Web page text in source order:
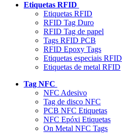
Etiquetas RFID
Etiquetas RFID
RFID Tag Duro
RFID Tag de papel
Tags RFID PCB
RFID Epoxy Tags
Etiquetas especiais RFID
Etiquetas de metal RFID
Tag NFC
NFC Adesivo
Tag de disco NFC
PCB NFC Etiquetas
NFC Epóxi Etiquetas
On Metal NFC Tags